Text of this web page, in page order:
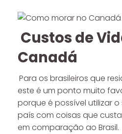
Custos de
Canadá
Para os brasileiros que
este é um ponto muito
porque é possível utilizar
país com coisas que
em comparação ao Brasil.